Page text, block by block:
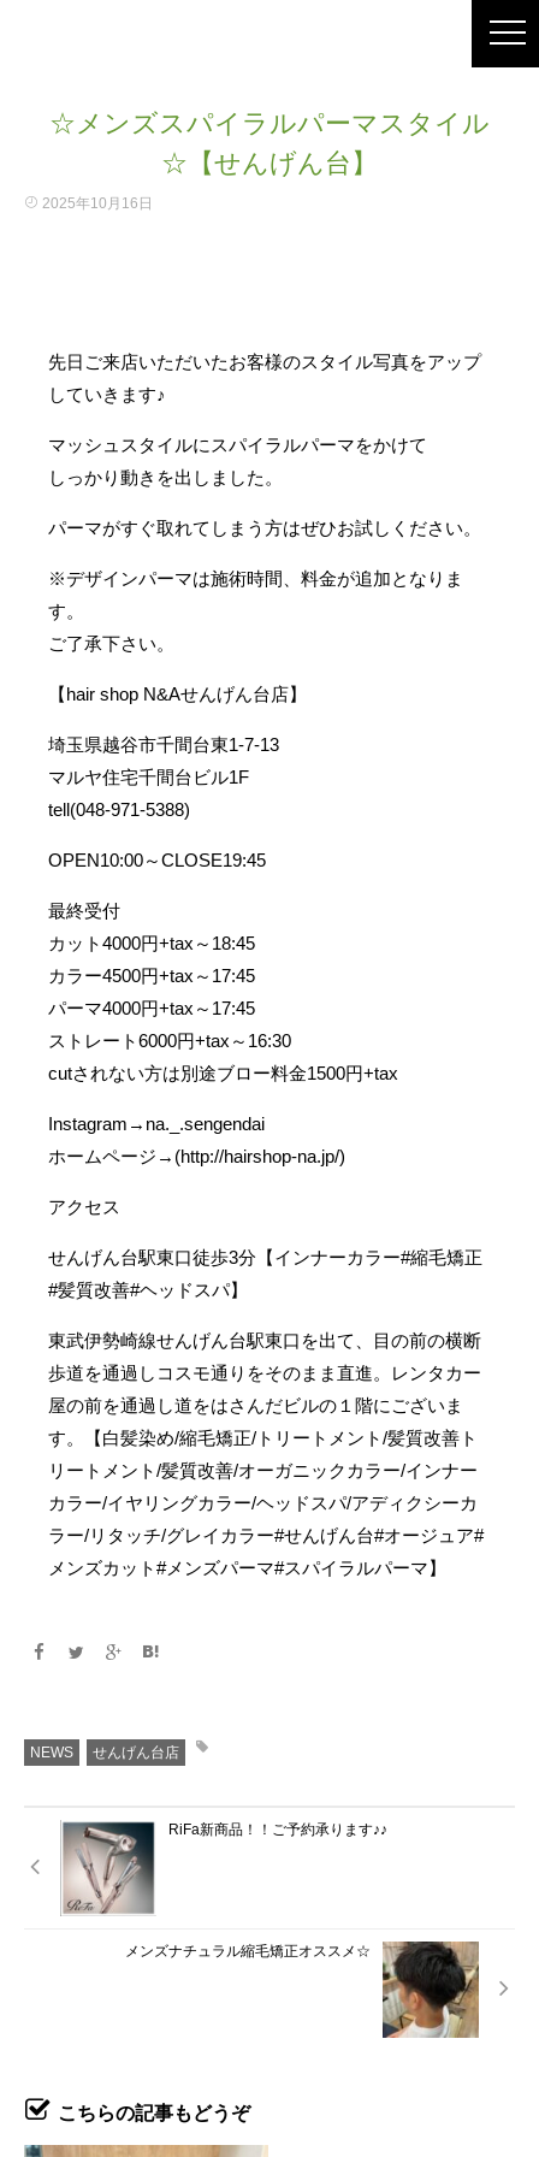
☆メンズスパイラルパーマスタイル
☆【せんげん台】
2025年10月16日
先日ご来店いただいたお客様のスタイル写真をアップ
していきます♪
マッシュスタイルにスパイラルパーマをかけて
しっかり動きを出しました。
パーマがすぐ取れてしまう方はぜひお試しください。
※デザインパーマは施術時間、料金が追加となりま
す。
ご了承下さい。
【hair shop N&Aせんげん台店】
埼玉県越谷市千間台東1-7-13
マルヤ住宅千間台ビル1F
tell(048-971-5388)
OPEN10:00～CLOSE19:45
最終受付
カット4000円+tax～18:45
カラー4500円+tax～17:45
パーマ4000円+tax～17:45
ストレート6000円+tax～16:30
cutされない方は別途ブロー料金1500円+tax
Instagram→na._.sengendai
ホームページ→(http://hairshop-na.jp/)
アクセス
せんげん台駅東口徒歩3分【インナーカラー#縮毛矯正
#髪質改善#ヘッドスパ】
東武伊勢崎線せんげん台駅東口を出て、目の前の横断
歩道を通過しコスモ通りをそのまま直進。レンタカー
屋の前を通過し道をはさんだビルの１階にございま
す。【白髪染め/縮毛矯正/トリートメント/髪質改善ト
リートメント/髪質改善/オーガニックカラー/インナー
カラー/イヤリングカラー/ヘッドスパ/アディクシーカ
ラー/リタッチ/グレイカラー#せんげん台#オージュア#
メンズカット#メンズパーマ#スパイラルパーマ】
NEWS せんげん台店
RiFa新商品！！ご予約承ります♪♪
メンズナチュラル縮毛矯正オススメ☆
こちらの記事もどうぞ